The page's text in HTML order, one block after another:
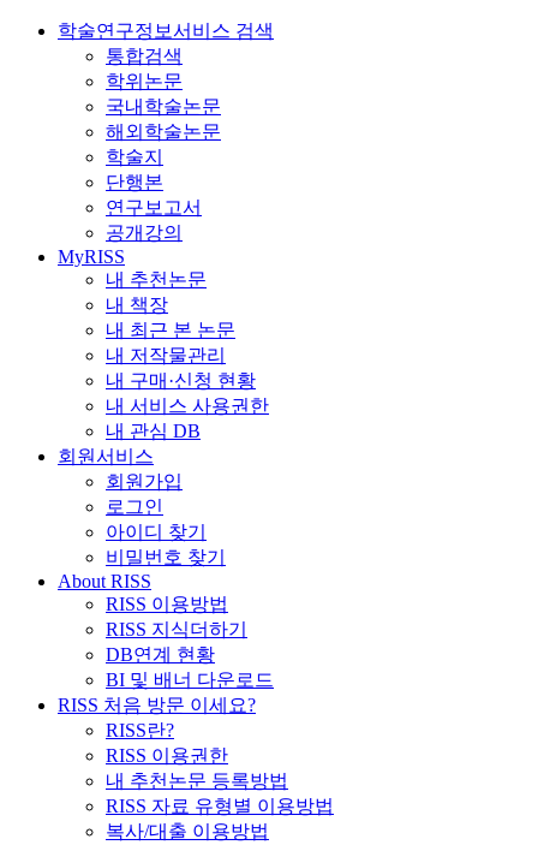
학술연구정보서비스 검색
통합검색
학위논문
국내학술논문
해외학술논문
학술지
단행본
연구보고서
공개강의
MyRISS
내 추천논문
내 책장
내 최근 본 논문
내 저작물관리
내 구매·신청 현황
내 서비스 사용권한
내 관심 DB
회원서비스
회원가입
로그인
아이디 찾기
비밀번호 찾기
About RISS
RISS 이용방법
RISS 지식더하기
DB연계 현황
BI 및 배너 다운로드
RISS 처음 방문 이세요?
RISS란?
RISS 이용권한
내 추천논문 등록방법
RISS 자료 유형별 이용방법
복사/대출 이용방법